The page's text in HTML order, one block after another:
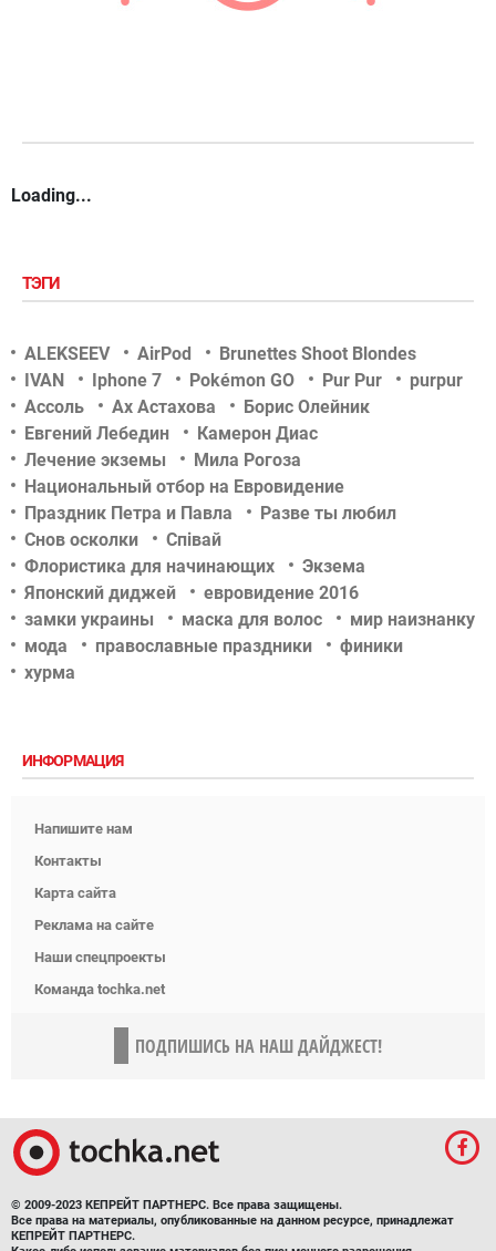
Loading...
ТЭГИ
ALEKSEEV AirPod
Brunettes Shoot Blondes
IVAN
Iphone 7 Pokémon GO Pur Pur
purpur
Ассоль
Ах Астахова
Борис Олейник
Евгений Лебедин
Камерон Диас
Лечение экземы
Мила Рогоза
Национальный отбор на Евровидение
Праздник Петра и Павла
Разве ты любил
Снов осколки
Співай
Флористика для начинающих
Экзема
Японский диджей
евровидение 2016
замки украины
маска для волос
мир наизнанку
мода
православные праздники
финики
хурма
ИНФОРМАЦИЯ
Напишите нам
Контакты
Карта сайта
Реклама на сайте
Наши спецпроекты
Команда tochka.net
ПОДПИШИСЬ НА НАШ ДАЙДЖЕСТ!
© 2009-2023 КЕПРЕЙТ ПАРТНЕРС. Все права защищены.
Все права на материалы, опубликованные на данном ресурсе, принадлежат
КЕПРЕЙТ ПАРТНЕРС.